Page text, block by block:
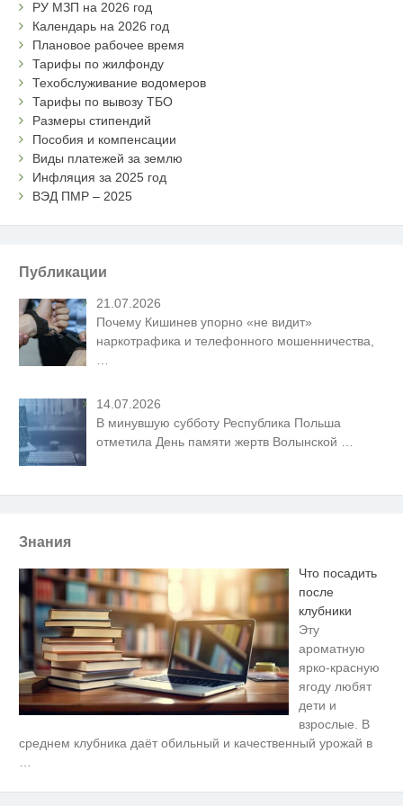
РУ МЗП на 2026 год
Календарь на 2026 год
Плановое рабочее время
Тарифы по жилфонду
Техобслуживание водомеров
Тарифы по вывозу ТБО
Размеры стипендий
Пособия и компенсации
Виды платежей за землю
Инфляция за 2025 год
ВЭД ПМР – 2025
Публикации
21.07.2026
Почему Кишинев упорно «не видит»
наркотрафика и телефонного мошенничества,
…
14.07.2026
В минувшую субботу Республика Польша
отметила День памяти жертв Волынской
Знания
Что посадить
после
клубники
Эту
ароматную
ярко-красную
ягоду любят
дети и
взрослые. В
среднем клубника даёт обильный и качественный урожай в
…
пересмотришь не раз
i
Ролик из Омска: вы будете